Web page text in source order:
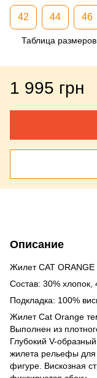
42 44 46
Таблица размеров
1 995 грн
Описание
Жилет CAT ORANGE
Состав: 30% хлопок,
Подкладка: 100%
Жилет Cat Orange
Выполнен из
Глубокий V-
жилета рельефы для
фигуре. Вискозная